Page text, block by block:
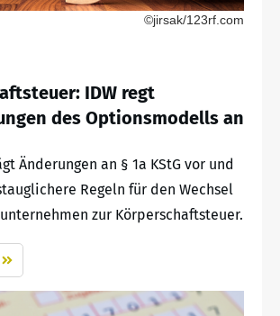
©jirsak/123rf.com
IDW regt
des Optionsmodells an
Änderungen an § 1a KStG vor und
Regeln für den Wechsel
zur Körperschaftsteuer.